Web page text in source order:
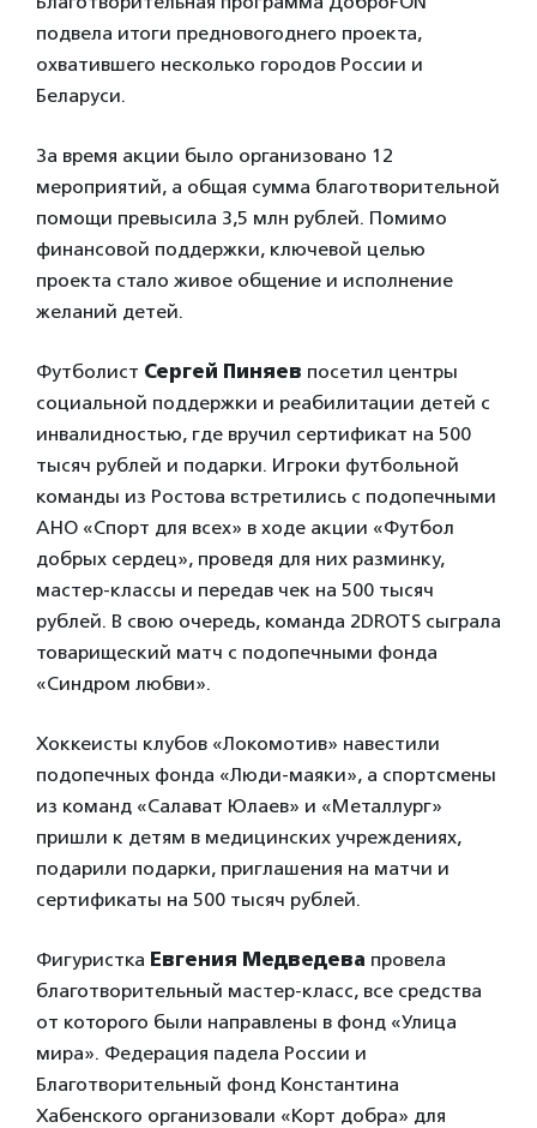
подвела итоги предновогоднего проекта,
охватившего несколько городов России и
Беларуси.
За время акции было организовано 12
мероприятий, а общая сумма благотворительной
помощи превысила 3,5 млн рублей. Помимо
финансовой поддержки, ключевой целью
проекта стало живое общение и исполнение
желаний детей.
Футболист Сергей Пиняев посетил центры
социальной поддержки и реабилитации детей с
инвалидностью, где вручил сертификат на 500
тысяч рублей и подарки. Игроки футбольной
команды из Ростова встретились с подопечными
АНО «Спорт для всех» в ходе акции «Футбол
добрых сердец», проведя для них разминку,
мастер-классы и передав чек на 500 тысяч
рублей. В свою очередь, команда 2DROTS сыграла
товарищеский матч с подопечными фонда
«Синдром любви».
Хоккеисты клубов «Локомотив» навестили
подопечных фонда «Люди-маяки», а спортсмены
из команд «Салават Юлаев» и «Металлург»
пришли к детям в медицинских учреждениях,
подарили подарки, приглашения на матчи и
сертификаты на 500 тысяч рублей.
Фигуристка Евгения Медведева провела
благотворительный мастер-класс, все средства
от которого были направлены в фонд «Улица
мира». Федерация падела России и
Благотворительный фонд Константина
Хабенского организовали «Корт добра» для